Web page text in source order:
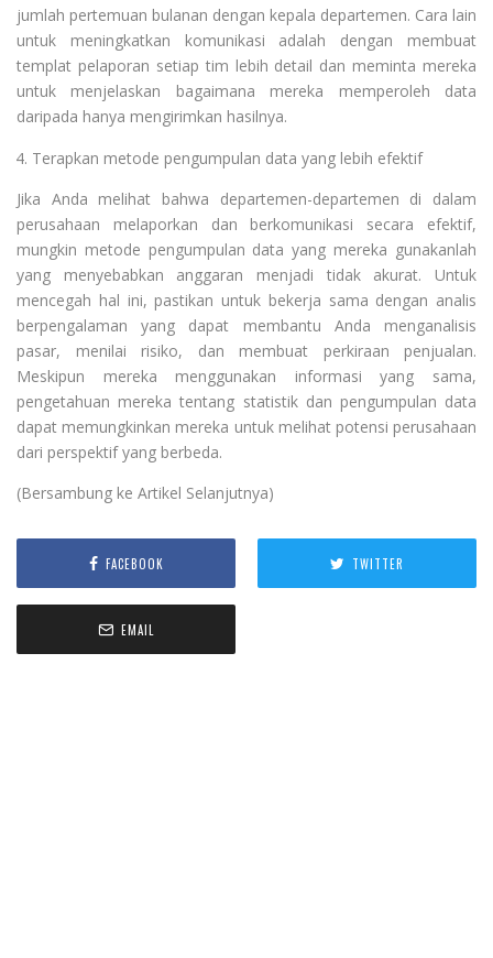
jumlah pertemuan bulanan dengan kepala departemen. Cara lain
untuk meningkatkan komunikasi adalah dengan membuat
templat pelaporan setiap tim lebih detail dan meminta mereka
untuk menjelaskan bagaimana mereka memperoleh data
daripada hanya mengirimkan hasilnya.
Terapkan metode pengumpulan data yang lebih efektif
Jika Anda melihat bahwa departemen-departemen di dalam
perusahaan melaporkan dan berkomunikasi secara efektif,
mungkin metode pengumpulan data yang mereka gunakanlah
yang menyebabkan anggaran menjadi tidak akurat. Untuk
mencegah hal ini, pastikan untuk bekerja sama dengan analis
berpengalaman yang dapat membantu Anda menganalisis
pasar, menilai risiko, dan membuat perkiraan penjualan.
Meskipun mereka menggunakan informasi yang sama,
pengetahuan mereka tentang statistik dan pengumpulan data
dapat memungkinkan mereka untuk melihat potensi perusahaan
dari perspektif yang berbeda.
(Bersambung ke Artikel Selanjutnya)
FACEBOOK TWITTER
EMAIL